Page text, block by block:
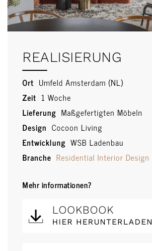
REALISIERUNG
Ort Umfeld Amsterdam (NL)
Zeit 1 Woche
Lieferung Maßgefertigten Möbeln
Design Cocoon Living
Entwicklung WSB Ladenbau
Branche Residential Interior Design
Mehr informationen?
LOOKBOOK
HIER HERUNTERLADEN